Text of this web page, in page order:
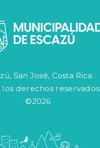
San José, Costa Rica.
los derechos reservados
©2026